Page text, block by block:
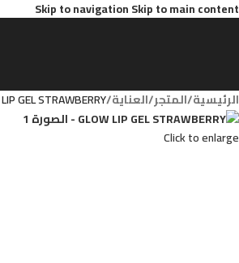
Skip to navigationSkip to main content
الرئيسية/المتجر/العناية/
GEL STRAWBERRY
Click to enlarge